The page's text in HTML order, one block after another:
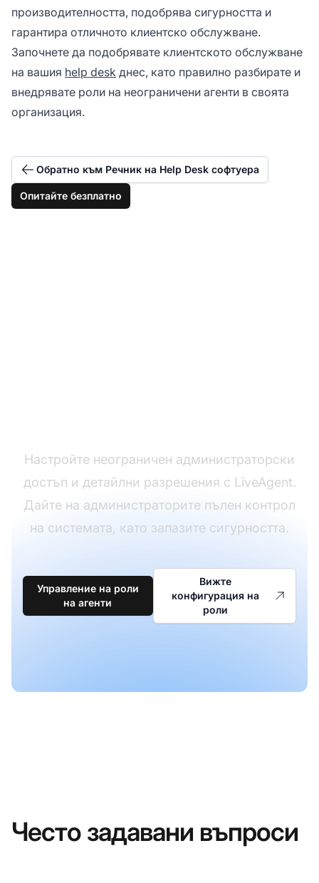
производителността, подобрява сигурността и
гарантира отличното клиентско обслужване.
Започнете да подобрявате клиентското обслужване
на вашия help desk днес, като правилно разбирате и
внедрявате роли на неограничени агенти в своята
организация.
Обратно към Речник на Help Desk софтуера
Опитайте безплатно
Настройте неограничен администраторски
достъп и детайлни разрешения с LiveAgent.
Дайте на администраторите пълен контрол
на системата, като запазите сигурността.
Управление на роли
на агенти
Вижте
конфигурация на
роли
Често задавани въпроси